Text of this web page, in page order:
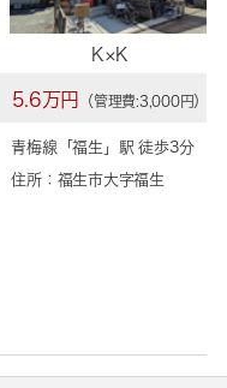
K×K
5.6万円 （管理費:3,000円）
青梅線「福生 」駅 徒歩3分
住所：福生市大字福生